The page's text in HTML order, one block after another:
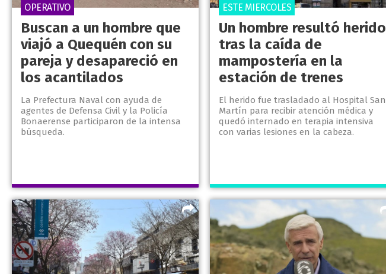
Buscan a un hombre que
viajó a Quequén con su
pareja y desapareció en
los acantilados
La Prefectura Naval con ayuda de
agentes de Defensa Civil y la Policía
Bonaerense participaron de la intensa
búsqueda.
OPERATIVO
Un hombre resultó herido
tras la caída de
mampostería en la
estación de trenes
El herido fue trasladado al Hospital San
Martín para recibir atención médica y
quedó internado en terapia intensiva
con varias lesiones en la cabeza.
ESTE MIERCOLES